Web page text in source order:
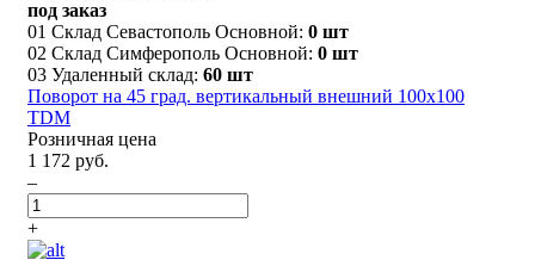
под заказ
01 Склад Севастополь Основной: 0 шт
02 Склад Симферополь Основной: 0 шт
03 Удаленный склад: 60 шт
Поворот на 45 град. вертикальный внешний 100х100
TDM
Розничная цена
1 172 руб.
–
+